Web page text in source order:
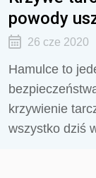
powody
26 cze 2020
Hamulce to
krzywienie
wszystko dziś